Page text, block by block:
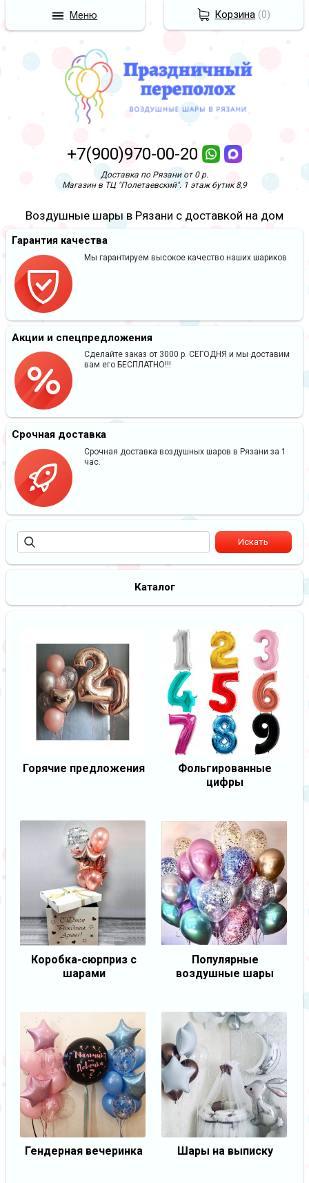
+7(900)970-00-20
Доставка по Рязани от 0 р.
Магазин в ТЦ "Полетаевский". 1 этаж бутик 8,9
Воздушные шары в Рязани с доставкой на дом
Гарантия качества
Мы гарантируем высокое качество наших шариков.
Акции и спецпредложения
Сделайте заказ от 3000 р. СЕГОДНЯ и мы доставим
вам его БЕСПЛАТНО!!!
Срочная доставка
Срочная доставка воздушных шаров в Рязани за 1
час.
Каталог
Горячие предложения
Фольгированные
цифры
Коробка-сюрприз с
шарами
Популярные
воздушные шары
Гендерная вечеринка Шары на выписку
Корзина (0)
Меню